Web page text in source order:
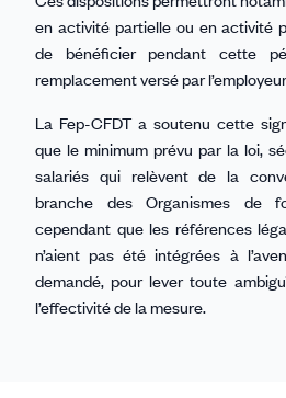
en activité partielle ou en activité
de bénéficier pendant cette
remplacement versé par
La Fep-CFDT a soutenu cette
que le minimum prévu par la loi,
salariés qui relèvent de la
branche des Organismes de
cependant que les références
n’aient pas été intégrées à
demandé, pour lever toute
l’effectivité de la mesure.